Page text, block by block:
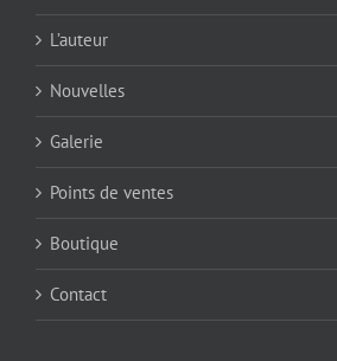
L’auteur
Nouvelles
Galerie
Points de ventes
Boutique
Contact